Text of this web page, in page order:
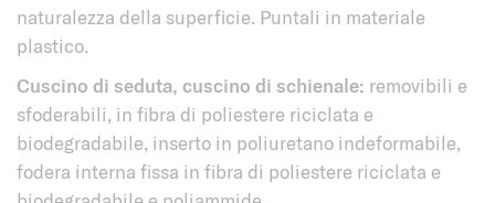
naturalezza della superficie. Puntali in materiale
plastico.
Cuscino di seduta, cuscino di schienale: removibili e
sfoderabili, in fibra di poliestere riciclata e
biodegradabile, inserto in poliuretano indeformabile,
fodera interna fissa in fibra di poliestere riciclata e